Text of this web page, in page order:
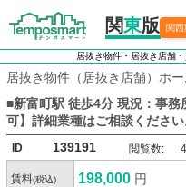
関東版 関
居抜き物件・居抜き店舗
居抜き物件（居抜き店舗）ホー
■新富町駅 徒歩4分 現況：事
可】詳細業種はご相談ください
ID 139191 閲覧数:
賃料(税込) 198,000 円